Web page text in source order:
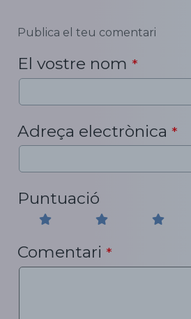
Publica el teu comentari
El vostre nom *
Adreça electrònica *
Puntuació
Comentari *